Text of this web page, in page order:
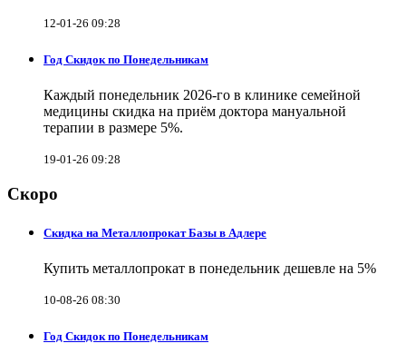
12-01-26 09:28
Год Скидок по Понедельникам
Каждый понедельник 2026-го в клинике семейной
медицины скидка на приём доктора мануальной
терапии в размере 5%.
19-01-26 09:28
Скоро
Скидка на Металлопрокат Базы в Адлере
Купить металлопрокат в понедельник дешевле на 5%
10-08-26 08:30
Год Скидок по Понедельникам